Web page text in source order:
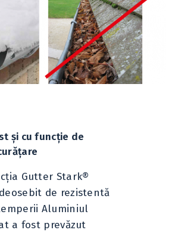
şi cu funcţie de
Gutter Stark®
de rezistentă
Aluminiul
a fost prevăzut